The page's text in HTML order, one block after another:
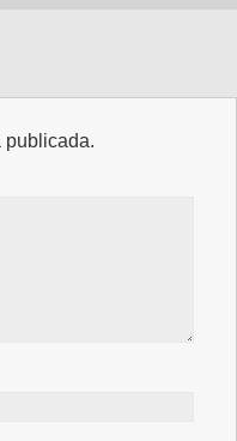
publicada.